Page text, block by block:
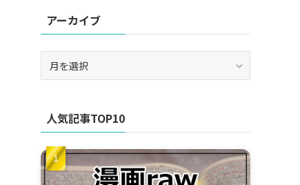
アーカイブ
ブ
人気記事TOP10